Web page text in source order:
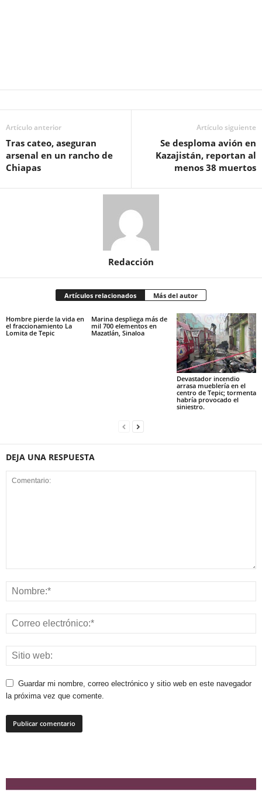
Artículo anterior
Tras cateo, aseguran
arsenal en un rancho de
Chiapas
Artículo siguiente
Se desploma avión en
Kazajistán, reportan al
menos 38 muertos
Redacción
Artículos relacionados Más del autor
Hombre pierde la vida en
el fraccionamiento La
Lomita de Tepic
Marina despliega más de
mil 700 elementos en
Mazatlán, Sinaloa
Devastador incendio
arrasa mueblería en el
centro de Tepic; tormenta
habría provocado el
siniestro.
DEJA UNA RESPUESTA
Guardar mi nombre, correo electrónico y sitio web en este navegador
la próxima vez que comente.